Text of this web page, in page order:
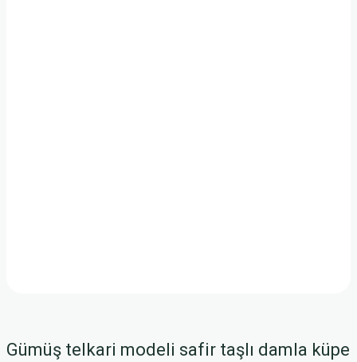
Gümüş telkari modeli safir taşlı damla küpe